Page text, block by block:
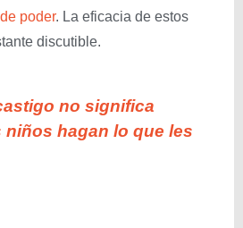
poder. La eficacia de estos
discutible.
no significa
niños hagan lo que les